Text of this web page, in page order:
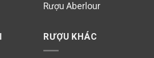
Rượu Aberlour
RƯỢU KHÁC